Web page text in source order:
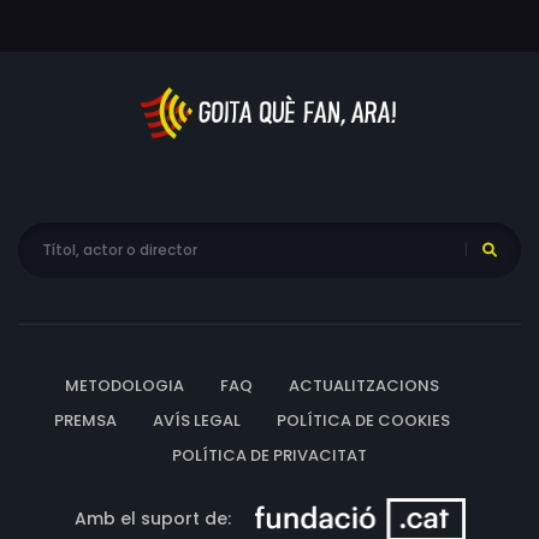
METODOLOGIA FAQ
ACTUALITZACIONS
PREMSA
AVÍS LEGAL
POLÍTICA DE COOKIES
POLÍTICA DE PRIVACITAT
Amb el suport de: